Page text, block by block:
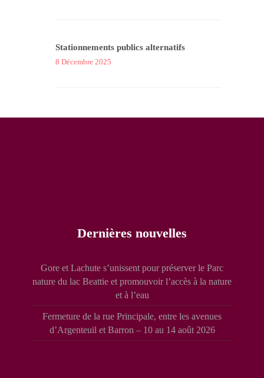
Stationnements publics alternatifs
8 Décembre 2025
Dernières nouvelles
Gore et Lachute s’unissent pour préserver le Parc
nature du lac Beattie et promouvoir l’accès à la nature
et à l’eau
Fermeture de la rue Principale, entre les avenues
d’Argenteuil et Barron – 10 au 14 août 2026